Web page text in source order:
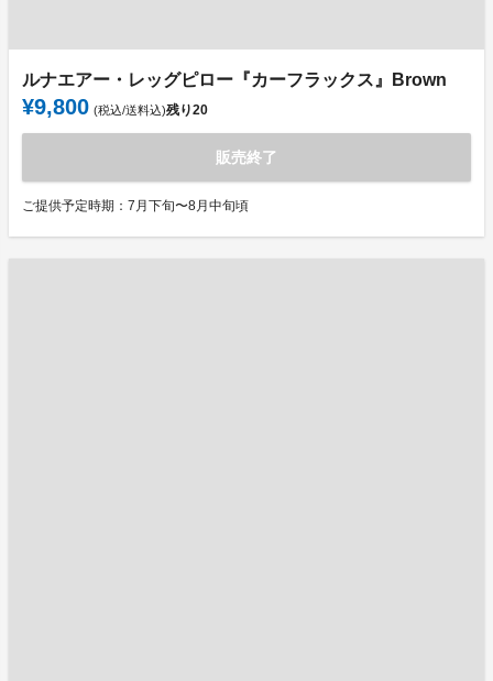
ルナエアー・レッグピロー『カーフラックス』Brown
¥9,800 (税込/送料込)残り20
販売終了
ご提供予定時期：7月下旬〜8月中旬頃